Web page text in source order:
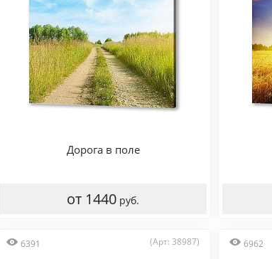
Дорога в поле
от 1440 руб.
6391 (Арт: 38987) 6962